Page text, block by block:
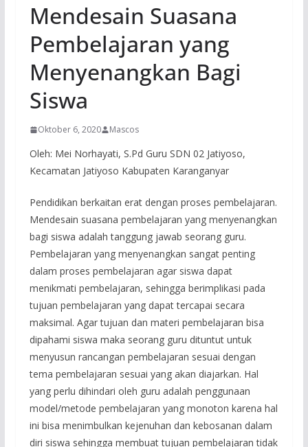
Mendesain Suasana
Pembelajaran yang
Menyenangkan Bagi
Siswa
Oktober 6, 2020 Mascos
Oleh: Mei Norhayati, S.Pd Guru SDN 02 Jatiyoso,
Kecamatan Jatiyoso Kabupaten Karanganyar
Pendidikan berkaitan erat dengan proses pembelajaran.
Mendesain suasana pembelajaran yang menyenangkan
bagi siswa adalah tanggung jawab seorang guru.
Pembelajaran yang menyenangkan sangat penting
dalam proses pembelajaran agar siswa dapat
menikmati pembelajaran, sehingga berimplikasi pada
tujuan pembelajaran yang dapat tercapai secara
maksimal. Agar tujuan dan materi pembelajaran bisa
dipahami siswa maka seorang guru dituntut untuk
menyusun rancangan pembelajaran sesuai dengan
tema pembelajaran sesuai yang akan diajarkan. Hal
yang perlu dihindari oleh guru adalah penggunaan
model/metode pembelajaran yang monoton karena hal
ini bisa menimbulkan kejenuhan dan kebosanan dalam
diri siswa sehingga membuat tujuan pembelajaran tidak